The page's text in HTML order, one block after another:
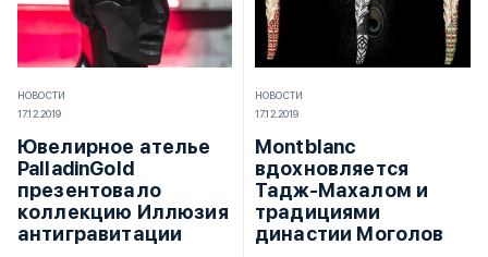
НОВОСТИ
17.12.2019
Ювелирное ателье
PalladinGold
презентовало
коллекцию Иллюзия
антигравитации
НОВОСТИ
17.12.2019
Montblanc
вдохновляется
Тадж-Махалом и
традициями
династии Моголов